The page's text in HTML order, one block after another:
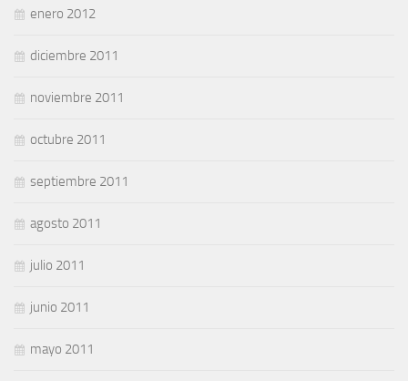
enero 2012
diciembre 2011
noviembre 2011
octubre 2011
septiembre 2011
agosto 2011
julio 2011
junio 2011
mayo 2011